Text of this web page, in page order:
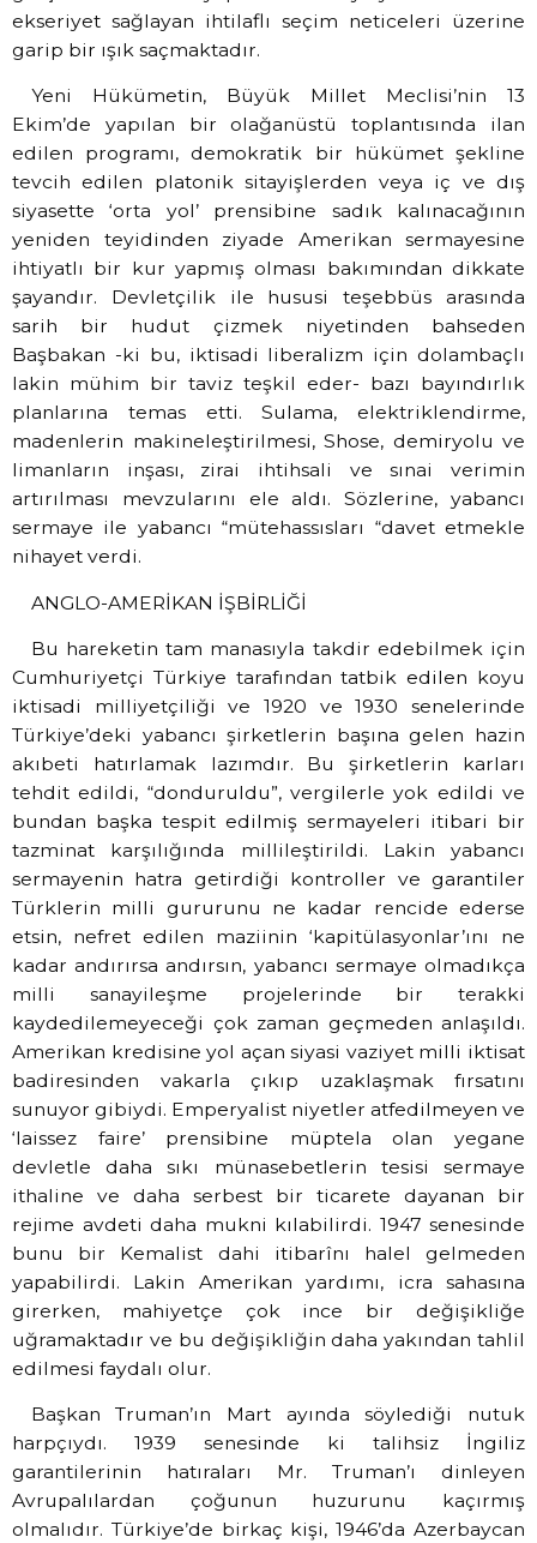
ekseriyet sağlayan ihtilaflı seçim neticeleri üzerine
garip bir ışık saçmaktadır.
Yeni Hükümetin, Büyük Millet Meclisi’nin 13
Ekim’de yapılan bir olağanüstü toplantısında ilan
edilen programı, demokratik bir hükümet şekline
tevcih edilen platonik sitayişlerden veya iç ve dış
siyasette ‘orta yol’ prensibine sadık kalınacağının
yeniden teyidinden ziyade Amerikan sermayesine
ihtiyatlı bir kur yapmış olması bakımından dikkate
şayandır. Devletçilik ile hususi teşebbüs arasında
sarih bir hudut çizmek niyetinden bahseden
Başbakan -ki bu, iktisadi liberalizm için dolambaçlı
lakin mühim bir taviz teşkil eder- bazı bayındırlık
planlarına temas etti. Sulama, elektriklendirme,
madenlerin makineleştirilmesi, Shose, demiryolu ve
limanların inşası, zirai ihtihsali ve sınai verimin
artırılması mevzularını ele aldı. Sözlerine, yabancı
sermaye ile yabancı “mütehassısları “davet etmekle
nihayet verdi.
ANGLO-AMERİKAN İŞBİRLİĞİ
Bu hareketin tam manasıyla takdir edebilmek için
Cumhuriyetçi Türkiye tarafından tatbik edilen koyu
iktisadi milliyetçiliği ve 1920 ve 1930 senelerinde
Türkiye’deki yabancı şirketlerin başına gelen hazin
akıbeti hatırlamak lazımdır. Bu şirketlerin karları
tehdit edildi, “donduruldu”, vergilerle yok edildi ve
bundan başka tespit edilmiş sermayeleri itibari bir
tazminat karşılığında millileştirildi. Lakin yabancı
sermayenin hatra getirdiği kontroller ve garantiler
Türklerin milli gururunu ne kadar rencide ederse
etsin, nefret edilen maziinin ‘kapitülasyonlar’ını ne
kadar andırırsa andırsın, yabancı sermaye olmadıkça
milli sanayileşme projelerinde bir terakki
kaydedilemeyeceği çok zaman geçmeden anlaşıldı.
Amerikan kredisine yol açan siyasi vaziyet milli iktisat
badiresinden vakarla çıkıp uzaklaşmak fırsatını
sunuyor gibiydi. Emperyalist niyetler atfedilmeyen ve
‘laissez faire’ prensibine müptela olan yegane
devletle daha sıkı münasebetlerin tesisi sermaye
ithaline ve daha serbest bir ticarete dayanan bir
rejime avdeti daha mukni kılabilirdi. 1947 senesinde
bunu bir Kemalist dahi itibarînı halel gelmeden
yapabilirdi. Lakin Amerikan yardımı, icra sahasına
girerken, mahiyetçe çok ince bir değişikliğe
uğramaktadır ve bu değişikliğin daha yakından tahlil
edilmesi faydalı olur.
Başkan Truman’ın Mart ayında söylediği nutuk
harpçıydı. 1939 senesinde ki talihsiz İngiliz
garantilerinin hatıraları Mr. Truman’ı dinleyen
Avrupalılardan çoğunun huzurunu kaçırmış
olmalıdır. Türkiye’de birkaç kişi, 1946’da Azerbaycan